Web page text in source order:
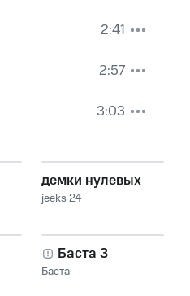
2:41
2:57
3:03
демки нулевых
jeeks 24
Баста 3
Баста